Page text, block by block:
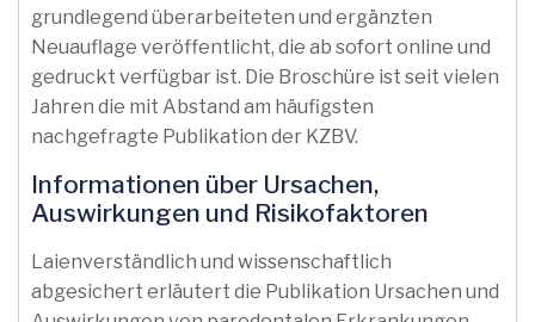
grundlegend überarbeiteten und ergänzten
Neuauflage veröffentlicht, die ab sofort online und
gedruckt verfügbar ist. Die Broschüre ist seit vielen
Jahren die mit Abstand am häufigsten
nachgefragte Publikation der KZBV.
Informationen über Ursachen,
Auswirkungen und Risikofaktoren
Laienverständlich und wissenschaftlich
abgesichert erläutert die Publikation Ursachen und